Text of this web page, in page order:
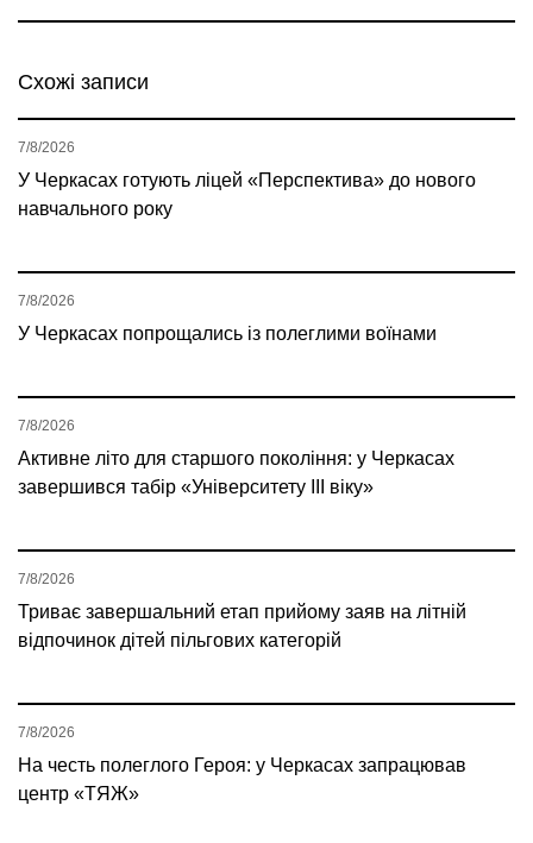
Схожі записи
У Черкасах готують ліцей «Перспектива» до нового
навчального року
7/8/2026
У Черкасах попрощались із полеглими воїнами
7/8/2026
Активне літо для старшого покоління: у Черкасах
завершився табір «Університету ІІІ віку»
7/8/2026
Триває завершальний етап прийому заяв на літній
відпочинок дітей пільгових категорій
7/8/2026
На честь полеглого Героя: у Черкасах запрацював
центр «ТЯЖ»
7/8/2026